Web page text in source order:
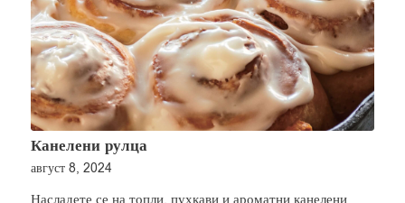
Канелени рулца
август 8, 2024
Насладете се на топли, пухкави и ароматни канелени